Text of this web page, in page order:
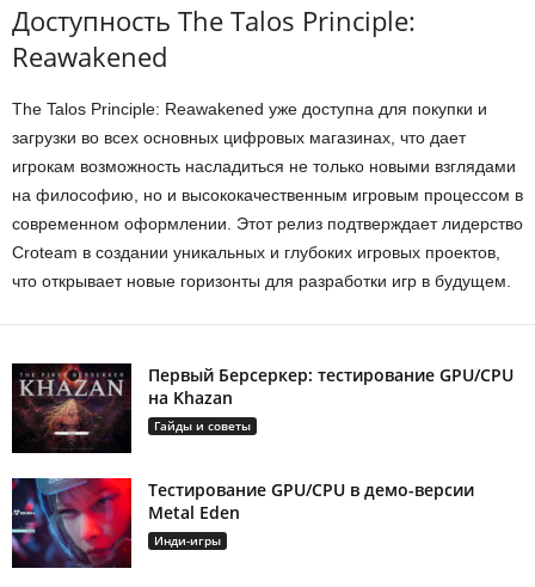
Доступность The Talos Principle:
Reawakened
The Talos Principle: Reawakened уже доступна для покупки и
загрузки во всех основных цифровых магазинах, что дает
игрокам возможность насладиться не только новыми взглядами
на философию, но и высококачественным игровым процессом в
современном оформлении. Этот релиз подтверждает лидерство
Croteam в создании уникальных и глубоких игровых проектов,
что открывает новые горизонты для разработки игр в будущем.
Первый Берсеркер: тестирование GPU/CPU
на Khazan
Гайды и советы
Тестирование GPU/CPU в демо-версии
Metal Eden
Инди-игры